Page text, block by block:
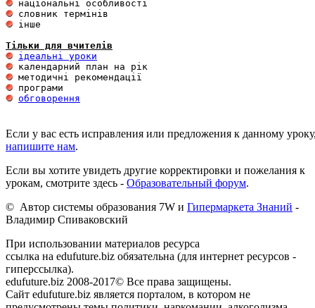
інше
Тільки для вчителів
ідеальні уроки
обговорення
Если у вас есть исправления или предложения к данному
напишите нам.
Если вы хотите увидеть другие корректировки и пожелания к
урокам, смотрите здесь - Образовательный форум.
© Автор системы образования 7W и Гипермаркета Знаний -
Владимир Спиваковский
При использовании материалов ресурса
ссылка на edufuture.biz обязательна (для интернет ресурсов -
гиперссылка).
edufuture.biz 2008-2017© Все права защищены.
Сайт edufuture.biz является порталом, в котором не